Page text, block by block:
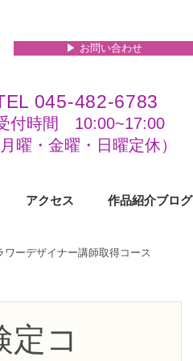
▶︎ お問い合わせ
045-482-6783
付時間 10:00~17:00​​​
曜・金曜・日曜定休）
アクセス 作品紹介ブログ
ワーデザイナー講師取得コース
定コ